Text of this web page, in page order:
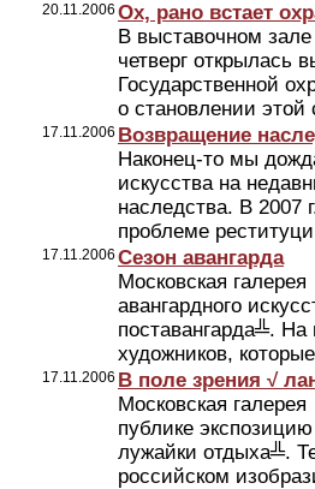
20.11.2006 Ох, рано встает
В выставочном
четверг открылась
Государственной
о становлении
17.11.2006 Возвращение
Наконец-то мы
искусства на
наследства. В 2007
проблеме
17.11.2006 Сезон авангарда
Московская
авангардного
поставангарда╩.
художников,
17.11.2006 В поле зрения √
Московская
публике
лужайки отдыха╩.
российском